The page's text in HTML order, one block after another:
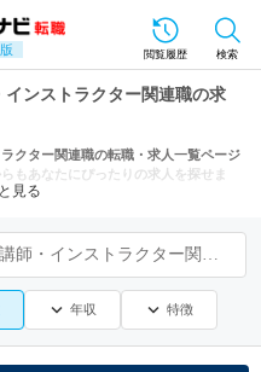
閲覧履歴 検索
ンストラクター関連職の求
クター関連職の転職・求人一覧ページ
もあなたにぴったりの求人を探せま
見る
静岡県浜松市／その他教師・講師・インストラクター関連職
年収 特徴